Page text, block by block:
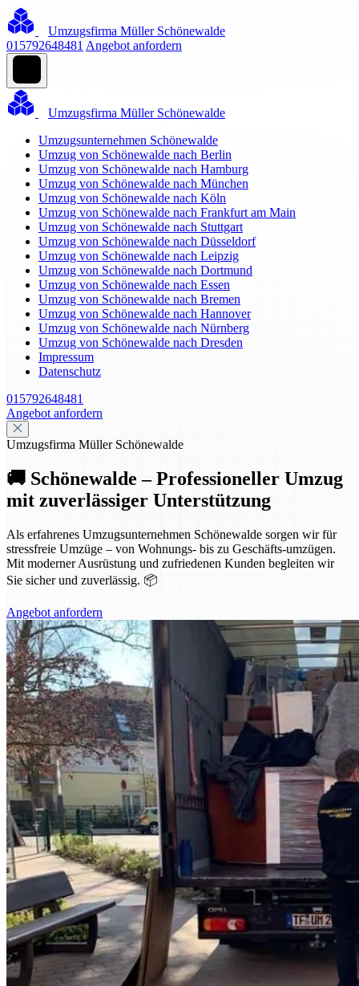
Umzugsfirma Müller Schönewalde
015792648481 Angebot anfordern
Umzugsfirma Müller Schönewalde
Umzugsunternehmen Schönewalde
Umzug von Schönewalde nach Berlin
Umzug von Schönewalde nach Hamburg
Umzug von Schönewalde nach München
Umzug von Schönewalde nach Köln
Umzug von Schönewalde nach Frankfurt am Main
Umzug von Schönewalde nach Stuttgart
Umzug von Schönewalde nach Düsseldorf
Umzug von Schönewalde nach Leipzig
Umzug von Schönewalde nach Dortmund
Umzug von Schönewalde nach Essen
Umzug von Schönewalde nach Bremen
Umzug von Schönewalde nach Hannover
Umzug von Schönewalde nach Nürnberg
Umzug von Schönewalde nach Dresden
Impressum
Datenschutz
015792648481
Angebot anfordern
Umzugsfirma Müller Schönewalde
🚚 Schönewalde – Professioneller Umzug
mit zuverlässiger Unterstützung
Als erfahrenes Umzugsunternehmen Schönewalde sorgen wir für
stressfreie Umzüge – von Wohnungs- bis zu Geschäfts-umzügen.
Mit moderner Ausrüstung und zufriedenen Kunden begleiten wir
Sie sicher und zuverlässig. 📦
Angebot anfordern